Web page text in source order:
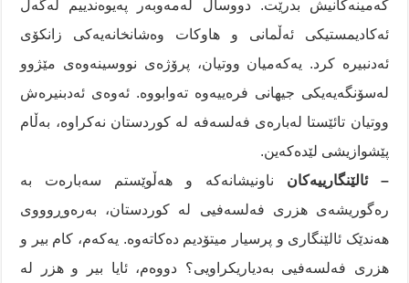
کەمینەکانیش بدرێت. دووساڵ لەمەوبەر پەیوەندییم لەگەڵ
ئەکادیمستیکی ئەڵمانی و هاوکات وەشانخانەیەکی زانکۆی
ئەدنبیرە کرد. یەکەمیان ووتیان، پرۆژەی نووسینەوەی مێژوو
لەسۆنگەیەیکی جیهانی فرەییەوە تەوابووە. ئەوەی ئەدبنیرەش
ووتیان تائێستا لەبارەی فەلسەفە لە کوردستان نەکراوە، بەڵام
پێشوازیشی لێدەکەین.
– ئالێنگارییەکان ناونیشانەکە و هەڵوێستم سەبارەت بە
رەگوریشەی هزری فەلسەفیی لە کوردستان، بەرەوڕوووی
هەندێک ئالێنگاری و پرسیار میتۆدیم دەکاتەوە. یەکەم، کام بیر و
هزری فەلسەفیی بەدیاریکراویی؟ دووەم، ئایا بیر و هزر لە